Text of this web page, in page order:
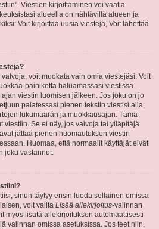
Viestien kirjoittaminen voi vaatia
alueella on nähtävillä alueen ja
Voit kirjoittaa uusia viestejä, Voit lähettää
voit muokata vain omia viestejäsi. Voit
painiketta haluamassasi viestissä.
viestin luomisen jälkeen. Jos joku on jo
palatessasi pienen tekstin viestisi alla,
lukumäärän ja muokkausajan. Tämä
viestiin. Se ei näy, jos valvoja tai ylläpitäjä
jättää pienen huomautuksen viestin
Huomaa, että normaalit käyttäjät eivät
joku vastannut.
sinun täytyy ensin luoda sellainen omissa
voit valita Lisää allekirjoitus-valinnan
myös lisätä allekirjoituksen automaattisesti
valinnan omissa asetuksissa. Jos teet niin,